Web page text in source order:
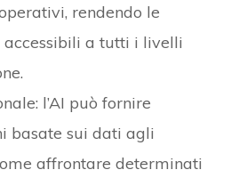
rendendo le
a tutti i livelli
l’AI può fornire
basate sui dati agli
affrontare determinati